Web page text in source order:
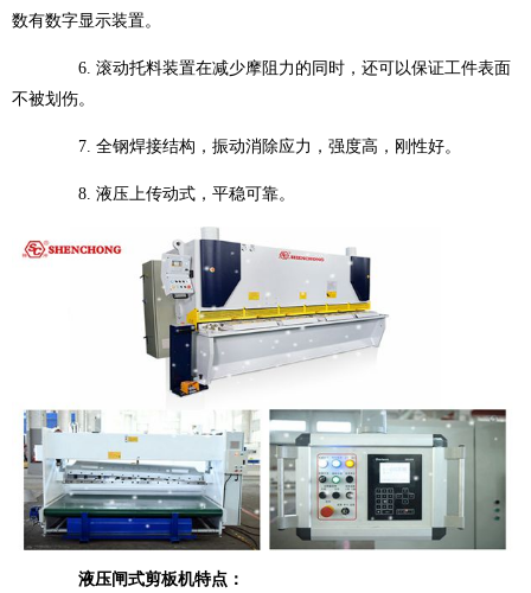
数有数字显示装置。
6. 滚动托料装置在减少摩阻力的同时，还可以保证工件表面
不被划伤。
7. 全钢焊接结构，振动消除应力，强度高，刚性好。
8. 液压上传动式，平稳可靠。
液压闸式剪板机特点：